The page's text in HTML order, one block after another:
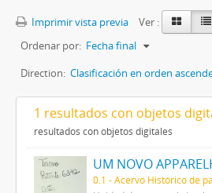
Imprimir vista previa
Ver :
Ordenar por: Fecha final
Direction: Clasificación en orden
1 resultados con objetos
resultados con objetos digitales
0.1 - Acervo Histórico de